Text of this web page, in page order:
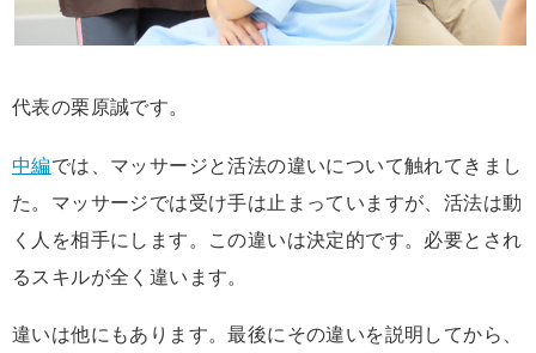
代表の栗原誠です。
中編では、マッサージと活法の違いについて触れてきまし
た。マッサージでは受け手は止まっていますが、活法は動
く人を相手にします。この違いは決定的です。必要とされ
るスキルが全く違います。
違いは他にもあります。最後にその違いを説明してから、